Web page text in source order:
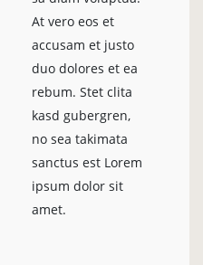
At vero eos et
accusam et justo
duo dolores et ea
rebum. Stet clita
kasd gubergren,
no sea takimata
sanctus est Lorem
ipsum dolor sit
amet.